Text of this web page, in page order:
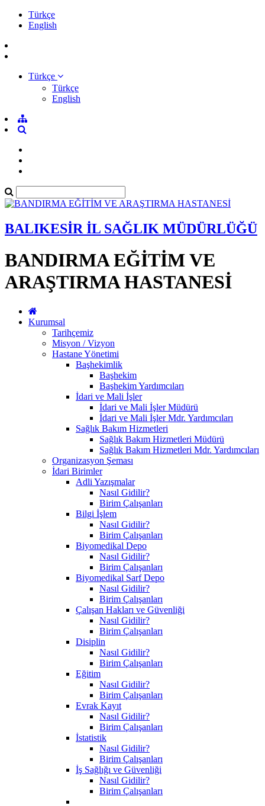
Türkçe
English
Türkçe
Türkçe
English
BALIKESİR İL SAĞLIK MÜDÜRLÜĞÜ
BANDIRMA EĞİTİM VE
ARAŞTIRMA HASTANESİ
Kurumsal
Tarihçemiz
Misyon / Vizyon
Hastane Yönetimi
Başhekimlik
Başhekim
Başhekim Yardımcıları
İdari ve Mali İşler
İdari ve Mali İşler Müdürü
İdari ve Mali İşler Mdr. Yardımcıları
Sağlık Bakım Hizmetleri
Sağlık Bakım Hizmetleri Müdürü
Sağlık Bakım Hizmetleri Mdr. Yardımcıları
Organizasyon Şeması
İdari Birimler
Adli Yazışmalar
Nasıl Gidilir?
Birim Çalışanları
Bilgi İşlem
Nasıl Gidilir?
Birim Çalışanları
Biyomedikal Depo
Nasıl Gidilir?
Birim Çalışanları
Biyomedikal Sarf Depo
Nasıl Gidilir?
Birim Çalışanları
Çalışan Hakları ve Güvenliği
Nasıl Gidilir?
Birim Çalışanları
Disiplin
Nasıl Gidilir?
Birim Çalışanları
Eğitim
Nasıl Gidilir?
Birim Çalışanları
Evrak Kayıt
Nasıl Gidilir?
Birim Çalışanları
İstatistik
Nasıl Gidilir?
Birim Çalışanları
İş Sağlığı ve Güvenliği
Nasıl Gidilir?
Birim Çalışanları